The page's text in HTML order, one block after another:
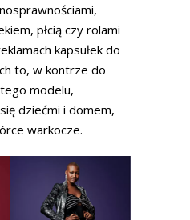
płcią czy rolami
kapsułek do
to, w kontrze do
modelu,
dziećmi i domem,
warkocze.